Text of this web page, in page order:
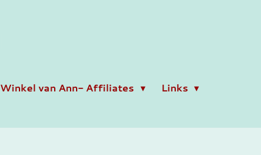
Winkel van Ann- Affiliates
Links